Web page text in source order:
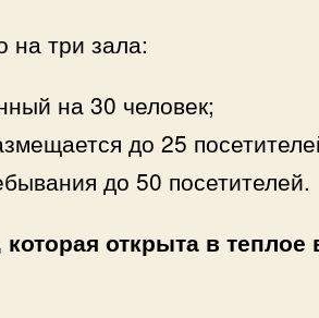
три зала:
на 30 человек;
до 25
до 50 посетителей.
которая открыта в теплое